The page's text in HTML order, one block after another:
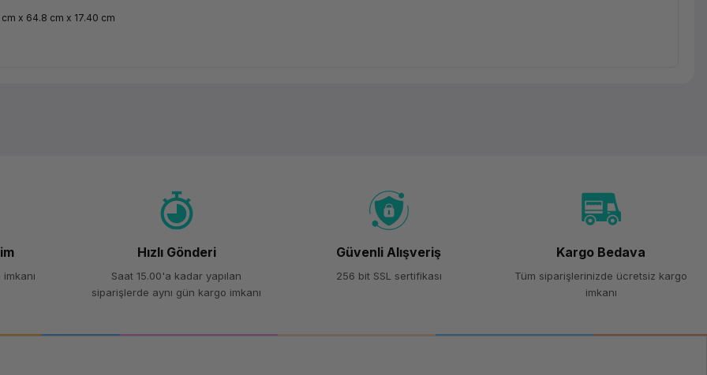
x 64.8 cm x 17.40 cm
Hızlı Gönderi
Saat 15.00'a kadar yapılan
siparişlerde aynı gün kargo imkanı
Güvenli Alışveriş
256 bit SSL sertifikası
Kargo Bedava
Tüm siparişlerinizde ücretsiz kargo
imkanı